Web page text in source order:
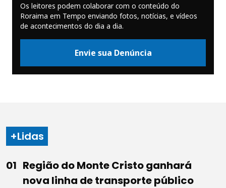
Os leitores podem colaborar com o conteúdo do
Roraima em Tempo enviando fotos, notícias, e vídeos
de acontecimentos do dia a dia.
Envie sua Denúncia
+Lidas
Região do Monte Cristo ganhará
nova linha de transporte público